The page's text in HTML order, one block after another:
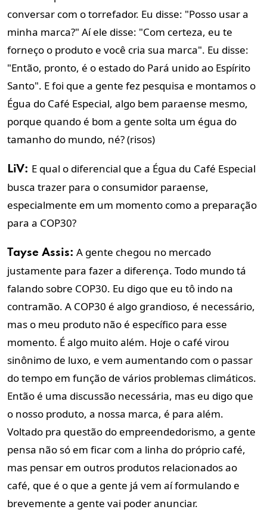
conversar com o torrefador. Eu disse: "Posso usar a
minha marca?" Aí ele disse: "Com certeza, eu te
forneço o produto e você cria sua marca". Eu disse:
"Então, pronto, é o estado do Pará unido ao Espírito
Santo". E foi que a gente fez pesquisa e montamos o
Égua do Café Especial, algo bem paraense mesmo,
porque quando é bom a gente solta um égua do
tamanho do mundo, né? (risos)
LiV: E qual o diferencial que a Égua du Café Especial
busca trazer para o consumidor paraense,
especialmente em um momento como a preparação
para a COP30?
Tayse Assis: A gente chegou no mercado
justamente para fazer a diferença. Todo mundo tá
falando sobre COP30. Eu digo que eu tô indo na
contramão. A COP30 é algo grandioso, é necessário,
mas o meu produto não é específico para esse
momento. É algo muito além. Hoje o café virou
sinônimo de luxo, e vem aumentando com o passar
do tempo em função de vários problemas climáticos.
Então é uma discussão necessária, mas eu digo que
o nosso produto, a nossa marca, é para além.
Voltado pra questão do empreendedorismo, a gente
pensa não só em ficar com a linha do próprio café,
mas pensar em outros produtos relacionados ao
café, que é o que a gente já vem aí formulando e
brevemente a gente vai poder anunciar.